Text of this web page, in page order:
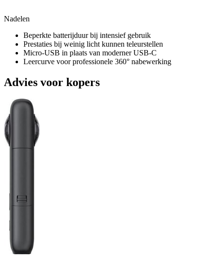
Nadelen
Beperkte batterijduur bij intensief gebruik
Prestaties bij weinig licht kunnen teleurstellen
Micro-USB in plaats van moderner USB-C
Leercurve voor professionele 360° nabewerking
Advies voor kopers